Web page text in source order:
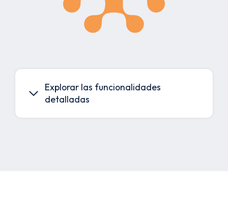
Explorar las funcionalidades
detalladas